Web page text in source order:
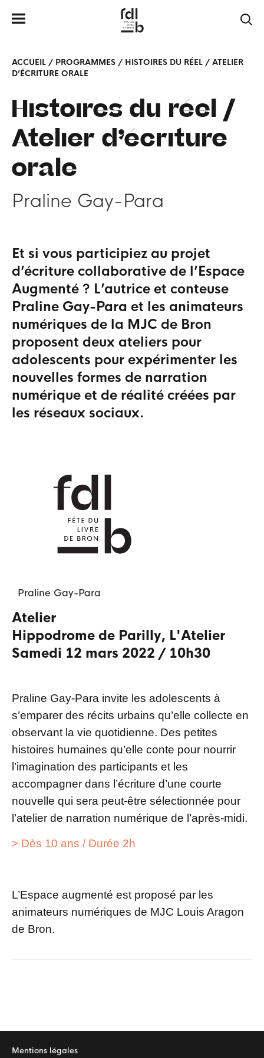
ACCUEIL / PROGRAMMES / HISTOIRES DU RÉEL / ATELIER
D’ÉCRITURE ORALE
Histoires du réel /
Atelier d’écriture
orale
Praline Gay-Para
Et si vous participiez au projet
d’écriture collaborative de l’Espace
Augmenté ? L’autrice et conteuse
Praline Gay-Para et les animateurs
numériques de la MJC de Bron
proposent deux ateliers pour
adolescents pour expérimenter les
nouvelles formes de narration
numérique et de réalité créées par
les réseaux sociaux.
Praline Gay-Para
Atelier
Hippodrome de Parilly, L'Atelier
samedi 12 mars 2022 / 10h30
Praline Gay-Para invite les adolescents à
s’emparer des récits urbains qu’elle collecte en
observant la vie quotidienne. Des petites
histoires humaines qu’elle conte pour nourrir
l’imagination des participants et les
accompagner dans l’écriture d’une courte
nouvelle qui sera peut-être sélectionnée pour
l’atelier de narration numérique de l’après-midi.
> Dès 10 ans / Durée 2h
L’Espace augmenté est proposé par les
animateurs numériques de MJC Louis Aragon
de Bron.
Mentions légales